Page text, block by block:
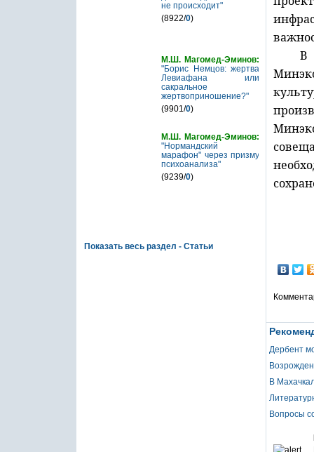
Дербент
В
Вопросы
не происходит"
(8922/0)
М.Ш. Магомед-Эминов:
"Борис Немцов: жертва
Левиафана или
сакральное
жертвоприношение?"
(9901/0)
М.Ш. Магомед-Эминов:
"Нормандский
марафон" через призму
психоанализа"
(9239/0)
Показать весь раздел - Статьи